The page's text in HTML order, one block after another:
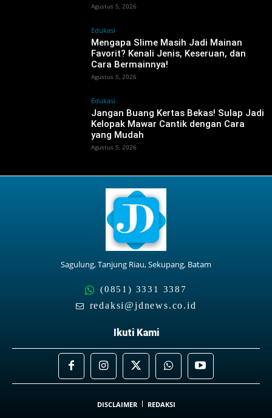
Agustus 5, 2026
Edukasi
Mengapa Slime Masih Jadi Mainan
Favorit? Kenali Jenis, Keseruan, dan
Cara Bermainnya!
Agustus 5, 2026
Edukasi
Jangan Buang Kertas Bekas! Sulap Jadi
Kelopak Mawar Cantik dengan Cara
yang Mudah
Agustus 5, 2026
Sagulung, Tanjung Riau, Sekupang, Batam
(0851) 3331 3387
redaksi@jdnews.co.id
Ikuti Kami
DISCLAIMER REDAKSI